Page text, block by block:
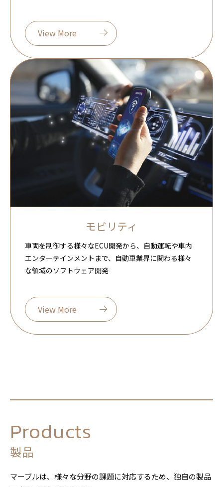
View More
モビリティ
車両を制御する様々なECU開発から、自動運転や車内
エンターテインメントまで、自動車業界に関わる様々
な領域のソフトウェア開発
View More
Products
製品
マーブルは、様々な分野の課題に対応するため、独自の製品